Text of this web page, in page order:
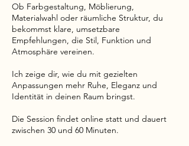
Ob Farbgestaltung, Möblierung,
Materialwahl oder räumliche Struktur, du
bekommst klare, umsetzbare
Empfehlungen, die Stil, Funktion und
Atmosphäre vereinen.
Ich zeige dir, wie du mit gezielten
Anpassungen mehr Ruhe, Eleganz und
Identität in deinen Raum bringst.
Die Session findet online statt und dauert
zwischen 30 und 60 Minuten.